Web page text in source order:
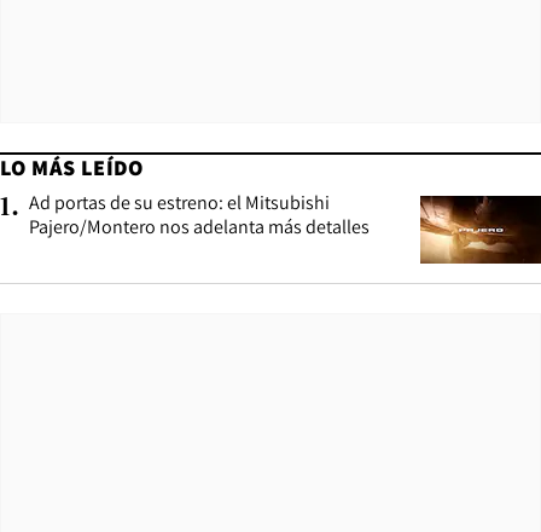
LO MÁS LEÍDO
1. Ad portas de su estreno: el Mitsubishi
Pajero/Montero nos adelanta más detalles